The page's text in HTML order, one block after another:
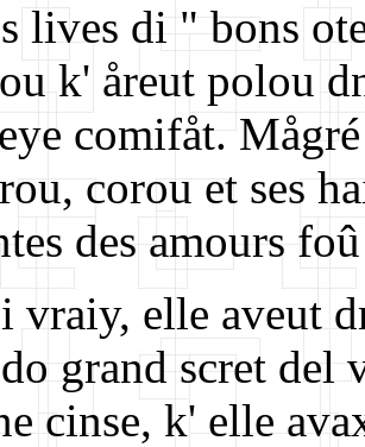
lives di " bons
k' åreut polou
comifåt.
corou et ses
des amours
vraiy, elle aveut
grand scret del
cinse, k' elle